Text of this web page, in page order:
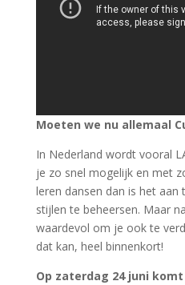
Moeten we nu allemaal
In Nederland wordt vooral
je zo snel mogelijk en met
leren dansen dan is het
stijlen te beheersen. Maar
waardevol om je ook te
dat kan, heel binnenkort!
Op zaterdag 24 juni komt